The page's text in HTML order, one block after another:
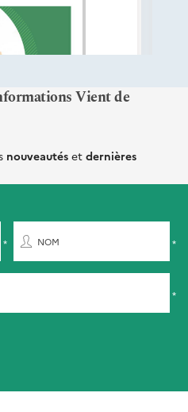
Vient de
nouveautés et dernières
NOM